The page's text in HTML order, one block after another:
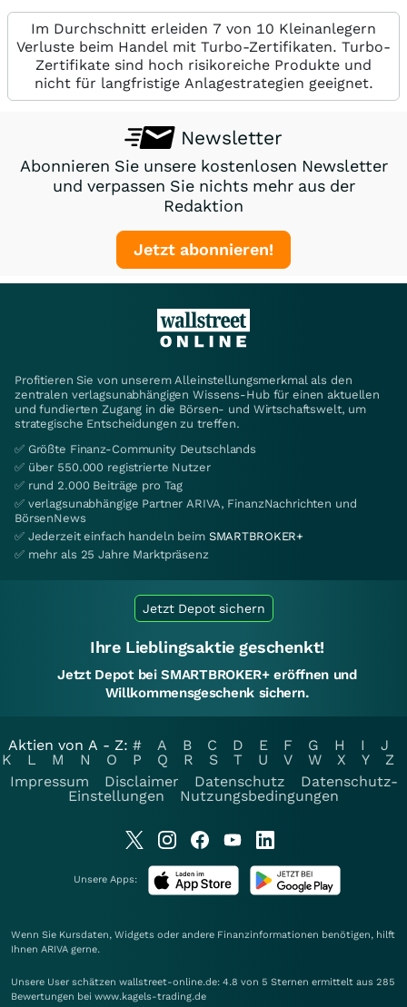
Im Durchschnitt erleiden 7 von 10 Kleinanlegern
Verluste beim Handel mit Turbo-Zertifikaten. Turbo-
Zertifikate sind hoch risikoreiche Produkte und
nicht für langfristige Anlagestrategien geeignet.
Newsletter
Abonnieren Sie unsere kostenlosen Newsletter
und verpassen Sie nichts mehr aus der
Redaktion
Jetzt abonnieren!
Profitieren Sie von unserem Alleinstellungsmerkmal als den
zentralen verlagsunabhängigen Wissens-Hub für einen aktuellen
und fundierten Zugang in die Börsen- und Wirtschaftswelt, um
strategische Entscheidungen zu treffen.
✅ Größte Finanz-Community Deutschlands
✅ über 550.000 registrierte Nutzer
✅ rund 2.000 Beiträge pro Tag
✅ verlagsunabhängige Partner ARIVA, FinanzNachrichten und
BörsenNews
✅ Jederzeit einfach handeln beim SMARTBROKER+
✅ mehr als 25 Jahre Marktpräsenz
Jetzt Depot sichern
Ihre Lieblingsaktie geschenkt!
Jetzt Depot bei SMARTBROKER+ eröffnen und
Willkommensgeschenk sichern.
Aktien von A - Z: # A B C D E F G H I
J
K
L M N O P Q R S T U V W X Y
Z
Impressum
Disclaimer Datenschutz
Datenschutz-
Einstellungen
Nutzungsbedingungen
Unsere Apps:
Wenn Sie Kursdaten, Widgets oder andere Finanzinformationen benötigen, hilft
Ihnen ARIVA gerne.
Unsere User schätzen wallstreet-online.de: 4.8 von 5 Sternen ermittelt aus 285
Bewertungen bei www.kagels-trading.de